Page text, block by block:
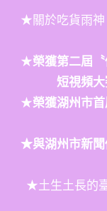
★關於吃貨雨
★榮獲第二屆
短視頻
★榮獲湖州市
★與湖州市新聞
★土生土長的